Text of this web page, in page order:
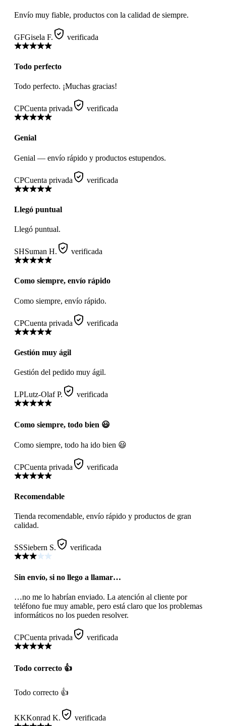
Envío muy fiable, productos con la calidad de siempre.
GFGisela F. verificada
Todo perfecto
Todo perfecto. ¡Muchas gracias!
CPCuenta privada verificada
Genial
Genial — envío rápido y productos estupendos.
CPCuenta privada verificada
Llegó puntual
Llegó puntual.
SHSuman H. verificada
Como siempre, envío rápido
Como siempre, envío rápido.
CPCuenta privada verificada
Gestión muy ágil
Gestión del pedido muy ágil.
LPLutz-Olaf P. verificada
Como siempre, todo bien 😃
Como siempre, todo ha ido bien 😃
CPCuenta privada verificada
Recomendable
Tienda recomendable, envío rápido y productos de gran
calidad.
SSSiebern S. verificada
Sin envío, si no llego a llamar…
…no me lo habrían enviado. La atención al cliente por
teléfono fue muy amable, pero está claro que los problemas
informáticos no los pueden resolver.
CPCuenta privada verificada
Todo correcto 👍
Todo correcto 👍
KKKonrad K. verificada